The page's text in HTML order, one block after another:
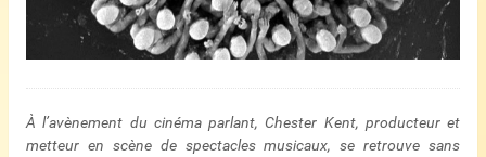
À l’avènement du cinéma parlant, Chester Kent, producteur et
metteur en scène de spectacles musicaux, se retrouve sans